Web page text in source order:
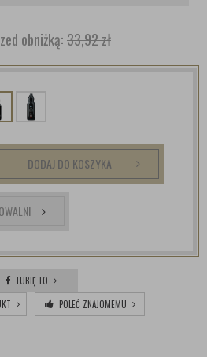
obniżką:33,92 zł
DODAJ DO KOSZYKA
LUBIĘ TO
POLEĆ ZNAJOMEMU